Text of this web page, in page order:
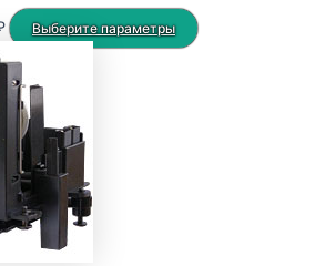
Диапазон
8289 ₽
19973 ₽
Выберите параметры
Этот